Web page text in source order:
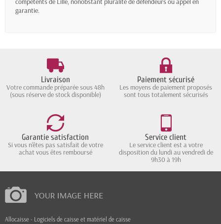
garantie.
Livraison
Votre commande préparée sous 48h
(sous réserve de stock disponible)
Paiement sécurisé
Les moyens de paiement proposés
sont tous totalement sécurisés
Garantie satisfaction
Si vous n'êtes pas satisfait de votre
achat vous êtes remboursé
Service client
Le service client est a votre
disposition du lundi au vendredi de
9h30 à 19h
Allocaisse - Logiciels de caisse et matériel de caisse